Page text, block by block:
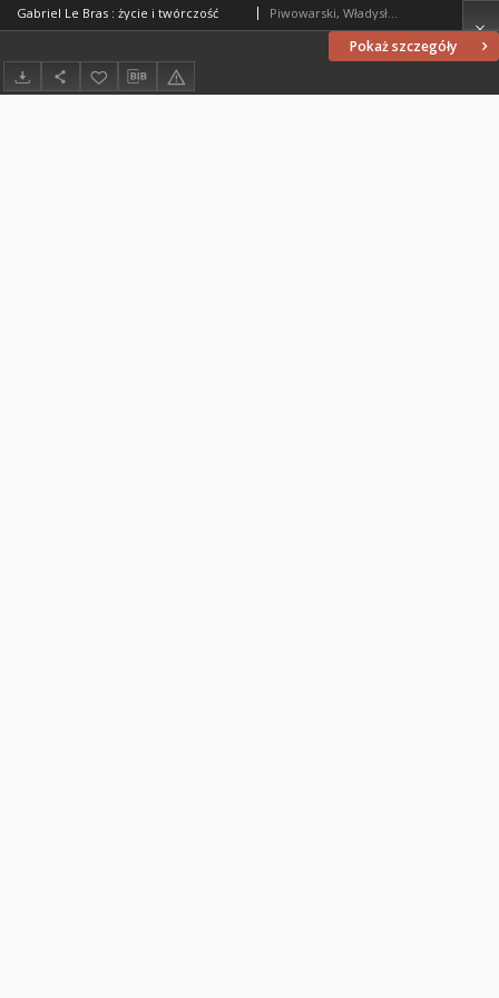
Pokaż szczegóły
Gabriel Le Bras : życie i twórczość Piwowarski, Władysław (1929-2001)